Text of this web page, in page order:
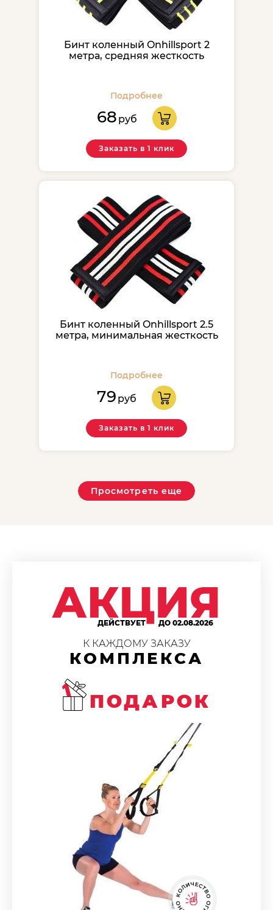
Бинт коленный Onhillsport 2
метра, средняя жесткость
Подробнее
68 руб
Заказать в 1 клик
Бинт коленный Onhillsport 2.5
метра, минимальная жесткость
Подробнее
79 руб
Заказать в 1 клик
Просмотреть еще
АКЦИЯ
ДЕЙСТВУЕТ ДО 02.08.2026
К КАЖДОМУ ЗАКАЗУ
КОМПЛЕКСА
ПОДАРОК